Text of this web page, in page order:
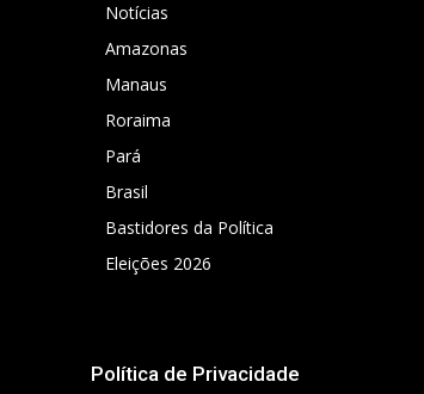
Notícias
Amazonas
Manaus
Roraima
Pará
Brasil
Bastidores da Política
Eleições 2026
Política de Privacidade